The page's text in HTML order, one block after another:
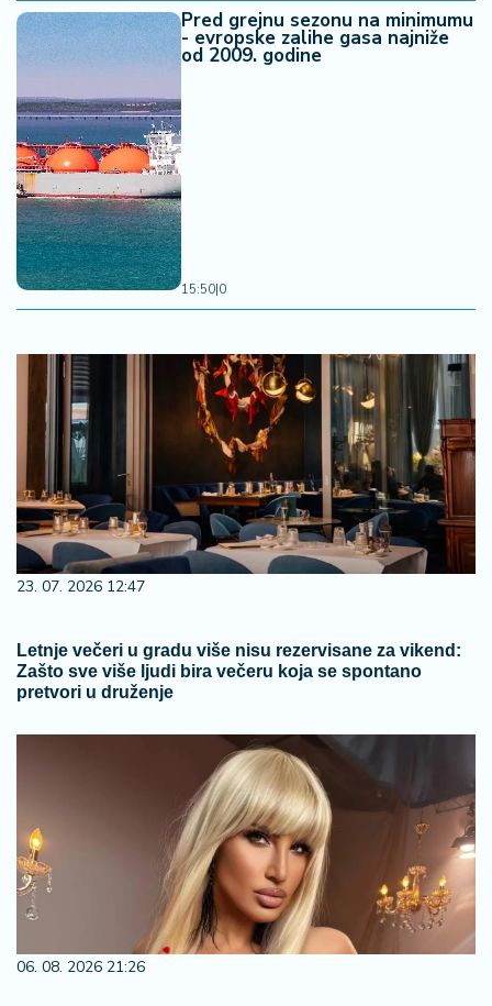
Pred grejnu sezonu na minimumu
- evropske zalihe gasa najniže
od 2009. godine
15:50|0
23. 07. 2026 12:47
Letnje večeri u gradu više nisu rezervisane za vikend:
Zašto sve više ljudi bira večeru koja se spontano
pretvori u druženje
06. 08. 2026 21:26